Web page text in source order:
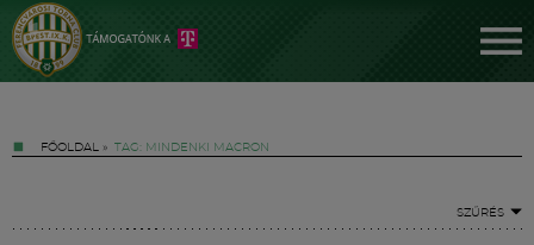
FŐOLDAL » TAG: MINDENKI MACRON
SZŰRÉS